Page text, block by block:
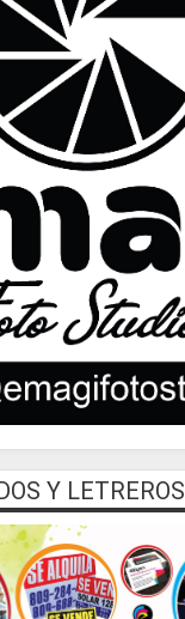
Y LETREROS